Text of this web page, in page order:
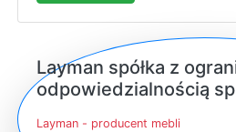
Layman spółka z
odpowiedzialnością
Layman - producent mebli